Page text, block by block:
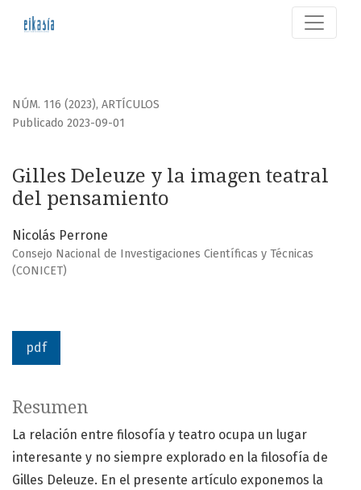
Gilles Deleuze y la imagen teatral del pensamiento
NÚM. 116 (2023), ARTÍCULOS
Gilles Deleuze y la imagen teatral
del pensamiento
Publicado 2023-09-01
Nicolás Perrone
Consejo Nacional de Investigaciones Científicas y Técnicas
(CONICET)
pdf
Resumen
La relación entre filosofía y teatro ocupa un lugar
interesante y no siempre explorado en la filosofía de
Gilles Deleuze. En el presente artículo exponemos la